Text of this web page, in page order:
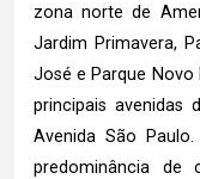
zona norte de
Jardim Primavera,
José e Parque Novo
principais avenidas
Avenida São
predominância de